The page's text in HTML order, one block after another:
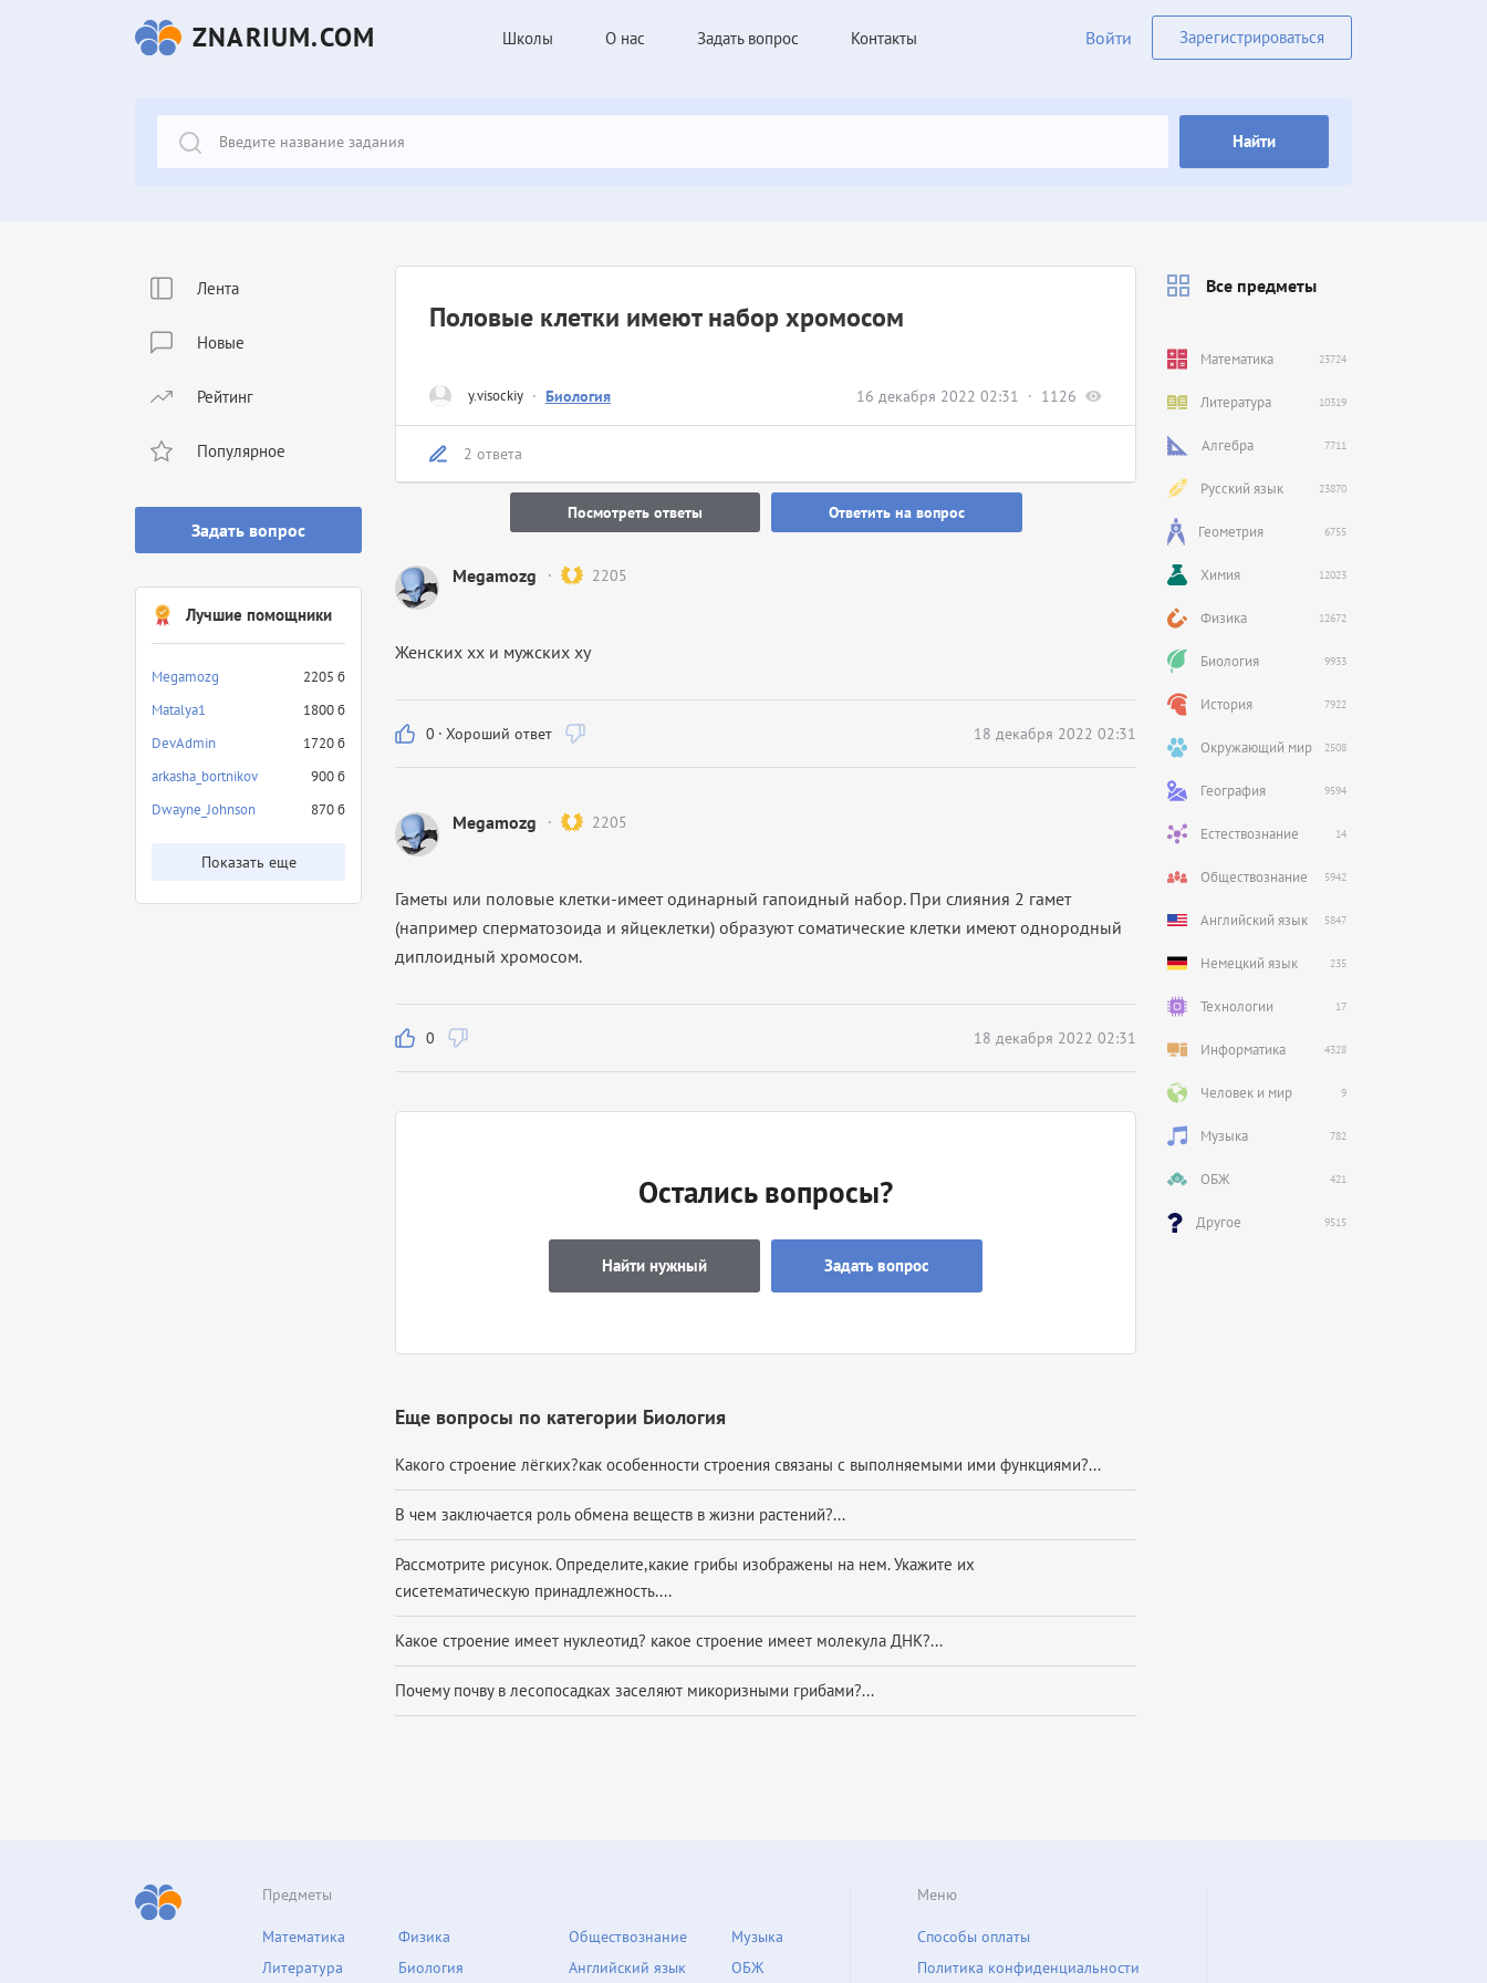
ZNARIUM.COM Школы О нас Задать вопрос Контакты Войти Зарегистрироваться
Найти
Лента
Новые
Рейтинг
Популярное
Задать вопрос
Лучшие помощники
Megamozg
2205 б
Matalya1
1800 б
DevAdmin
1720 б
arkasha_bortnikov
900 б
Dwayne_Johnson
870 б
Показать еще
y.visockiy · Биология 16 декабря 2022 02:31 1126
Половые клетки имеют набор хромосом
2 ответа
Посмотреть ответы Ответить на вопрос
Megamozg 2205
Женских xx и мужских xy
0 · Хороший ответ 18 декабря 2022 02:31
Megamozg 2205
Гаметы или половые клетки-имеет одинарный гапоидный набор. При слияния 2 гамет
(например сперматозоида и яйцеклетки) образуют соматические клетки имеют однородный
диплоидный хромосом.
0 18 декабря 2022 02:31
Остались вопросы?
Найти нужный Задать вопрос
Еще вопросы по категории Биология
Какого строение лёгких?как особенности строения связаны с выполняемыми ими функциями?...
В чем заключается роль обмена веществ в жизни растений?...
Рассмотрите рисунок. Определите,какие грибы изображены на нем. Укажите их
сисетематическую принадлежность....
Какое строение имеет нуклеотид? какое строение имеет молекула ДНК?...
Почему почву в лесопосадках заселяют микоризными грибами?...
Все предметы
Математика 23724
Литература 10319
Алгебра 7711
Русский язык 23870
Геометрия 6755
Химия 12023
Физика 12672
Биология 9933
История 7922
Окружающий мир 2508
География 9594
Естествознание 14
Обществознание 5942
Английский язык 5847
Немецкий язык 235
Технологии 17
Информатика 4328
Человек и мир 9
Музыка 782
ОБЖ 421
Другое 9515
Предметы
Математика
Литература
Физика
Биология
Обществознание
Английский язык
Музыка
ОБЖ
Меню
Способы оплаты
Политика конфиденциальности